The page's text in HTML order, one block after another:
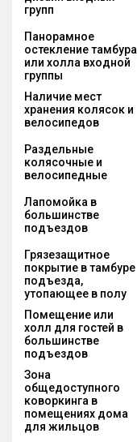
групп
Панорамное
остекление тамбура
или холла входной
группы
Наличие мест
хранения колясок и
велосипедов
Раздельные
колясочные и
велосипедные
Лапомойка в
большинстве
подъездов
Грязезащитное
покрытие в тамбуре
подъезда,
утопающее в полу
Помещение или
холл для гостей в
большинстве
подъездов
Зона
общедоступного
коворкинга в
помещениях дома
для жильцов